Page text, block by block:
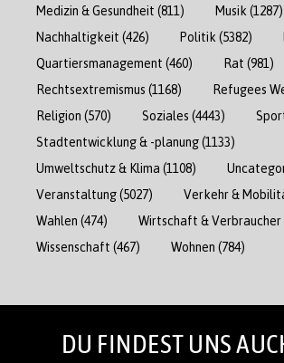
Medizin & Gesundheit (811) Musik (1287)
Nachhaltigkeit (426) Politik (5382)
Quartiersmanagement (460) Rat (981)
Rechtsextremismus (1168) Refugees
Religion (570) Soziales (4443)
Stadtentwicklung & -planung(1133)
Umweltschutz & Klima (1108)
Veranstaltung(5027) Verkehr &
Wahlen (474) Wirtschaft & Verbraucher
Wissenschaft (467) Wohnen (784)
DU FINDEST UNS